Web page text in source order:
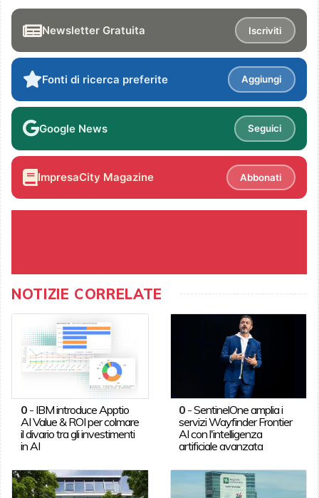
Newsletter Gratuita Iscriviti
Fonti di ricerca preferite Aggiungi
Google News Seguici
ImpresaCity Magazine Abbonati
NOTIZIE CORRELATE
0- IBM introduce Apptio
AI Value & ROI per colmare
il divario tra gli investimenti
in AI
0 -SentinelOne amplia i
servizi Wayfinder Frontier
AI con l'intelligenza
artificiale avanzata